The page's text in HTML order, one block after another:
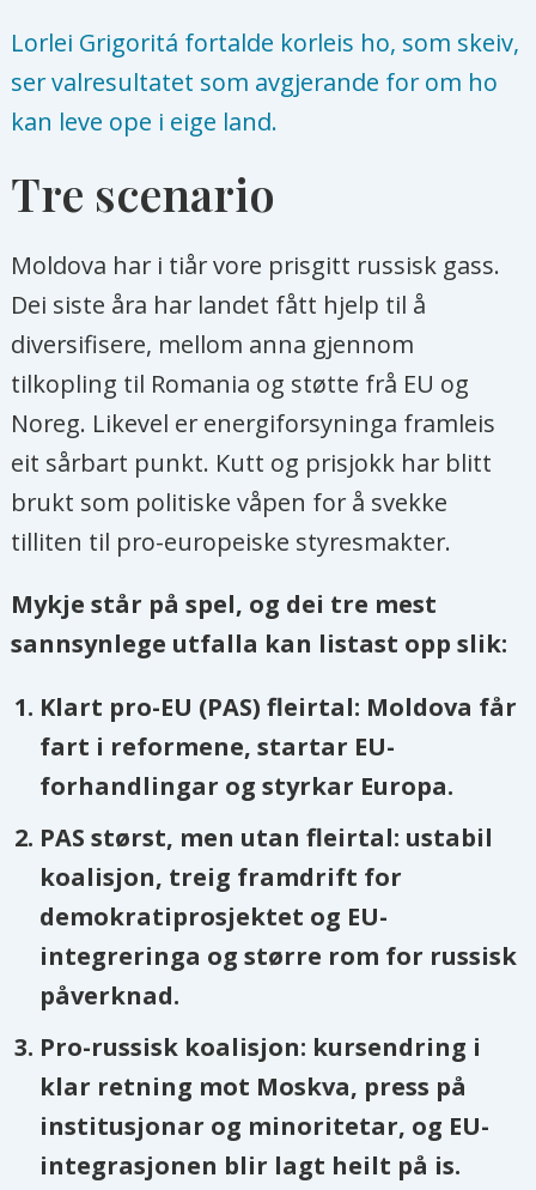
Lorlei Grigoritá fortalde korleis ho, som skeiv,
ser valresultatet som avgjerande for om ho
kan leve ope i eige land.
Tre scenario
Moldova har i tiår vore prisgitt russisk gass.
Dei siste åra har landet fått hjelp til å
diversifisere, mellom anna gjennom
tilkopling til Romania og støtte frå EU og
Noreg. Likevel er energiforsyninga framleis
eit sårbart punkt. Kutt og prisjokk har blitt
brukt som politiske våpen for å svekke
tilliten til pro-europeiske styresmakter.
Mykje står på spel, og dei tre mest
sannsynlege utfalla kan listast opp slik:
Klart pro-EU (PAS) fleirtal: Moldova får
fart i reformene, startar EU-
forhandlingar og styrkar Europa.
PAS størst, men utan fleirtal: ustabil
koalisjon, treig framdrift for
demokratiprosjektet og EU-
integreringa og større rom for russisk
påverknad.
Pro-russisk koalisjon: kursendring i
klar retning mot Moskva, press på
institusjonar og minoritetar, og EU-
integrasjonen blir lagt heilt på is.